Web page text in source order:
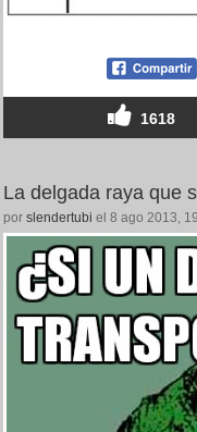
1618
La delgada raya que
por slendertubi el 8 ago 2013,